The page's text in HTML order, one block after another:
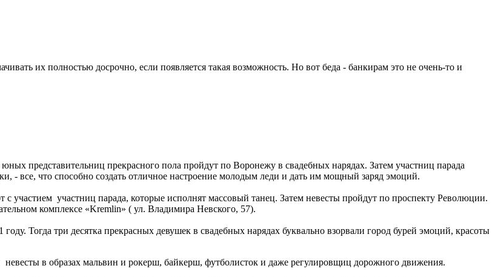
их полностью досрочно, если появляется такая возможность. Но вот беда - банкирам это не очень-то и
представительниц прекрасного пола пройдут по Воронежу в свадебных нарядах. Затем участниц парада
- все, что способно создать отличное настроение молодым леди и дать им мощный заряд эмоций.
с участием участниц парада, которые исполнят массовый танец. Затем невесты пройдут по проспекту Революции.
комплексе «Kremlin» ( ул. Владимира Невского, 57).
Тогда три десятка прекрасных девушек в свадебных нарядах буквально взорвали город бурей эмоций, красоты
в образах мальвин и рокерш, байкерш, футболисток и даже регулировщиц дорожного движения.